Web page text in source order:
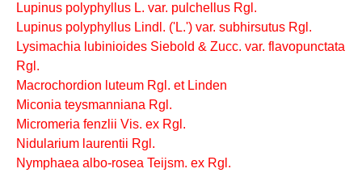
Lupinus polyphyllus L. var. pulchellus Rgl.
Lupinus polyphyllus Lindl. ('L.') var. subhirsutus Rgl.
Lysimachia lubinioides Siebold & Zucc. var. flavopunctata
Rgl.
Macrochordion luteum Rgl. et Linden
Miconia teysmanniana Rgl.
Micromeria fenzlii Vis. ex Rgl.
Nidularium laurentii Rgl.
Nymphaea albo-rosea Teijsm. ex Rgl.